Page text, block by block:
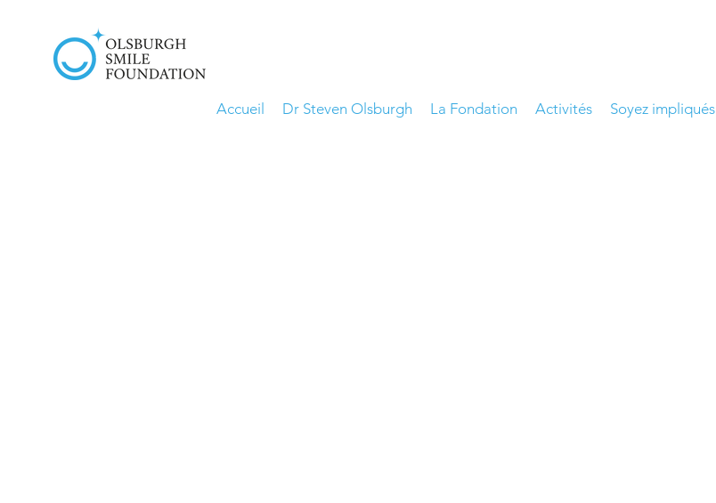
Accueil Dr Steven Olsburgh La Fondation Activités Soyez impliqués